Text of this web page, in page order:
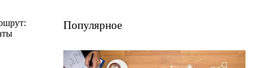
Популярное